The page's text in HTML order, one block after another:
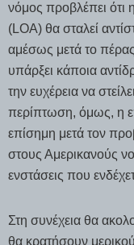
νόμος προβλέπει
(LOA) θα σταλεί
αμέσως μετά το
υπάρξει κάποια
την ευχέρεια να
περίπτωση, όμως, η
επίσημη μετά τον
στους Αμερικανούς
ενστάσεις που
Στη συνέχεια θα
θα κρατήσουν